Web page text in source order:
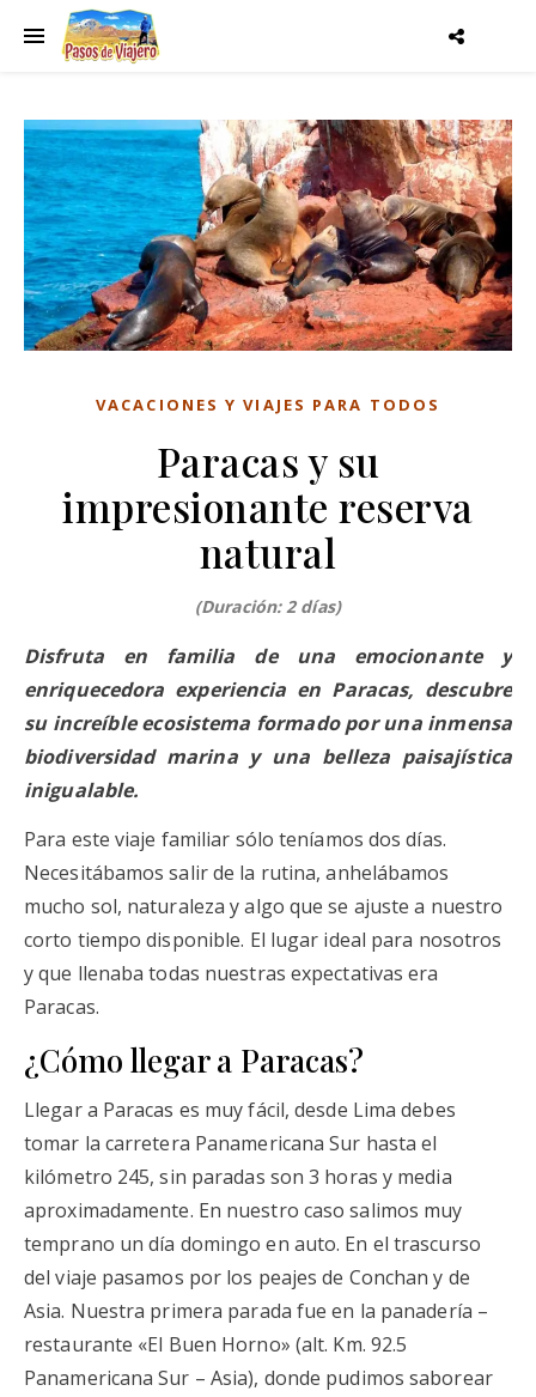
VACACIONES Y VIAJES PARA TODOS
Paracas y su
impresionante reserva
natural
(Duración: 2 días)
Disfruta en familia de una emocionante y
enriquecedora experiencia en Paracas, descubre
su increíble ecosistema formado por una inmensa
biodiversidad marina y una belleza paisajística
inigualable.
Para este viaje familiar sólo teníamos dos días.
Necesitábamos salir de la rutina, anhelábamos
mucho sol, naturaleza y algo que se ajuste a nuestro
corto tiempo disponible. El lugar ideal para nosotros
y que llenaba todas nuestras expectativas era
Paracas.
¿Cómo llegar a Paracas?
Llegar a Paracas es muy fácil, desde Lima debes
tomar la carretera Panamericana Sur hasta el
kilómetro 245, sin paradas son 3 horas y media
aproximadamente. En nuestro caso salimos muy
temprano un día domingo en auto. En el trascurso
del viaje pasamos por los peajes de Conchan y de
Asia. Nuestra primera parada fue en la panadería –
restaurante «El Buen Horno» (alt. Km. 92.5
Panamericana Sur – Asia), donde pudimos saborear